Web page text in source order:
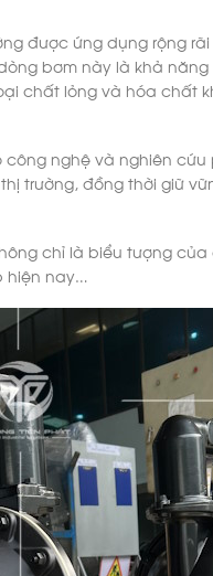
được ứng dụng rộng
bơm này là khả
chất lỏng và hóa chất
nghệ và nghiên
trường, đồng thời giữ
chỉ là biểu tượng
hiện nay…